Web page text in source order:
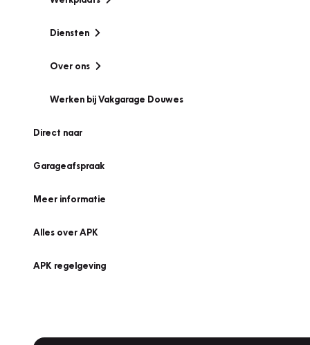
Diensten
Over ons
Werken bij Vakgarage Douwes
Direct naar
Garageafspraak
Meer informatie
Alles over APK
APK regelgeving